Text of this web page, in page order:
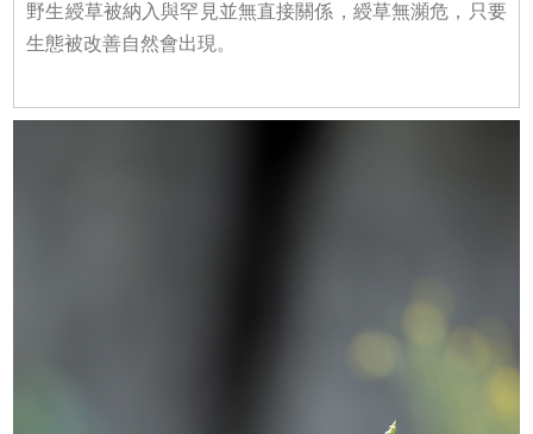
野生綬草被納入與罕見並無直接關係，綬草無瀕危，只要
生態被改善自然會出現。